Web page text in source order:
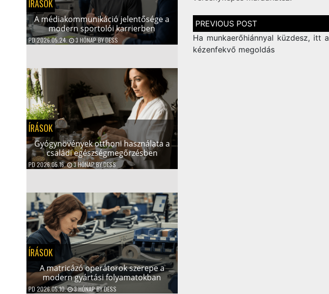
ÍRÁSOK
A médiakommunikáció jelentősége a
modern sportolói karrierben
PD2026.05.24. 3 HÓNAPBYDESS
ÍRÁSOK
Gyógynövények otthoni használata a
családi egészségmegőrzésben
PD2026.05.16. 3 HÓNAPBYDESS
ÍRÁSOK
A matricázó operátorok szerepe a
modern gyártási folyamatokban
PD2026.05.10. 3 HÓNAPBYDESS
Bejegyzés
navigáció
Ha munkaerőhiánnyal küzdesz, itt a
kézenfekvő megoldás